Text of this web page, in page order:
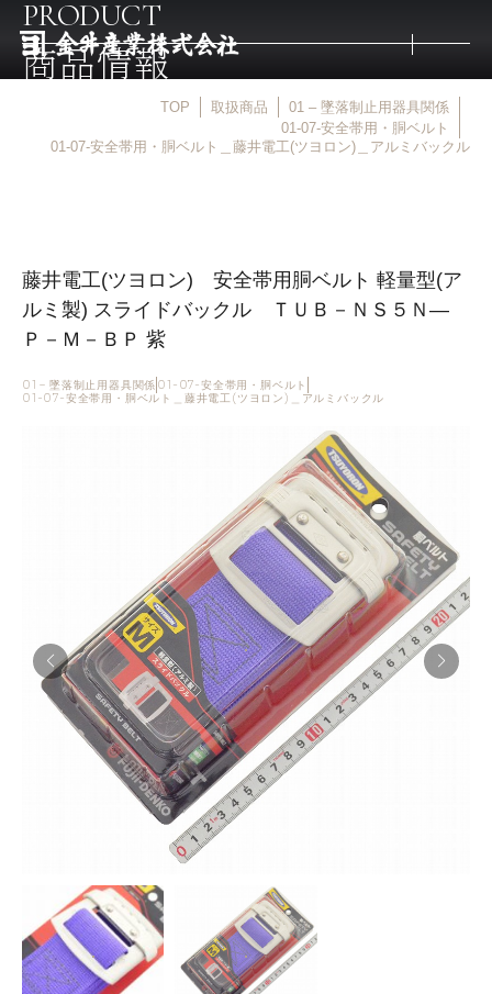
金井産業の強み
マルキン印
お問い合わせはこちら
PRODUCT
商品情報
TOP 取扱商品
01 – 墜落制止用器具関係
01-07-安全帯用・胴ベルト
01-07-安全帯用・胴ベルト＿藤井電工(ツヨロン)＿アルミバックル
藤井電工(ツヨロン) 安全帯用胴ベルト 軽量型(ア
ルミ製) スライドバックル ＴＵＢ－ＮＳ５Ｎ―
Ｐ－Ｍ－ＢＰ 紫
01 – 墜落制止用器具関係 01-07-安全帯用・胴ベルト
01-07-安全帯用・胴ベルト＿藤井電工(ツヨロン)＿アルミバックル